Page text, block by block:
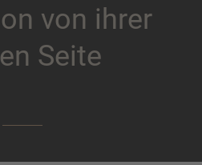
on von ihrer
en Seite